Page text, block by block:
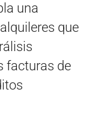
una
que
facturas de